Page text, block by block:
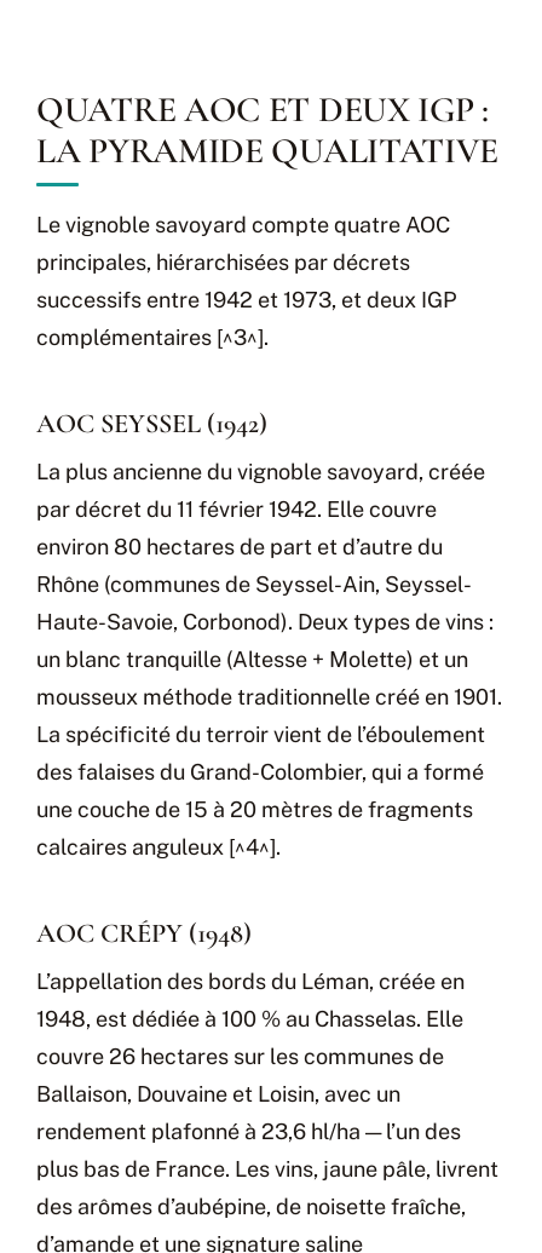
QUATRE AOC ET DEUX IGP :
LA PYRAMIDE QUALITATIVE
Le vignoble savoyard compte quatre AOC
principales, hiérarchisées par décrets
successifs entre 1942 et 1973, et deux IGP
complémentaires [^3^].
AOC SEYSSEL (1942)
La plus ancienne du vignoble savoyard, créée
par décret du 11 février 1942. Elle couvre
environ 80 hectares de part et d’autre du
Rhône (communes de Seyssel-Ain, Seyssel-
Haute-Savoie, Corbonod). Deux types de vins :
un blanc tranquille (Altesse + Molette) et un
mousseux méthode traditionnelle créé en 1901.
La spécificité du terroir vient de l’éboulement
des falaises du Grand-Colombier, qui a formé
une couche de 15 à 20 mètres de fragments
calcaires anguleux [^4^].
AOC CRÉPY (1948)
L’appellation des bords du Léman, créée en
1948, est dédiée à 100 % au Chasselas. Elle
couvre 26 hectares sur les communes de
Ballaison, Douvaine et Loisin, avec un
rendement plafonné à 23,6 hl/ha — l’un des
plus bas de France. Les vins, jaune pâle, livrent
des arômes d’aubépine, de noisette fraîche,
d’amande et une signature saline